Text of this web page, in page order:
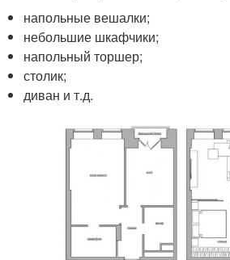
напольные вешалки;
небольшие шкафчики;
напольный торшер;
столик;
диван и т.д.